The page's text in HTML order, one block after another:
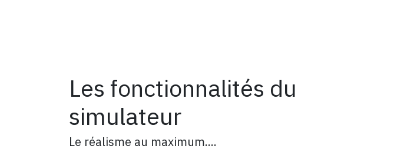
Les fonctionnalités du
simulateur
Le réalisme au maximum....